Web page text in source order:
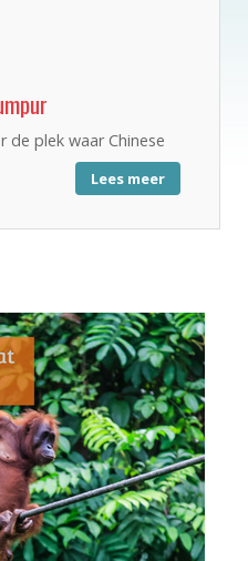
de plek waar Chinese
Lees meer